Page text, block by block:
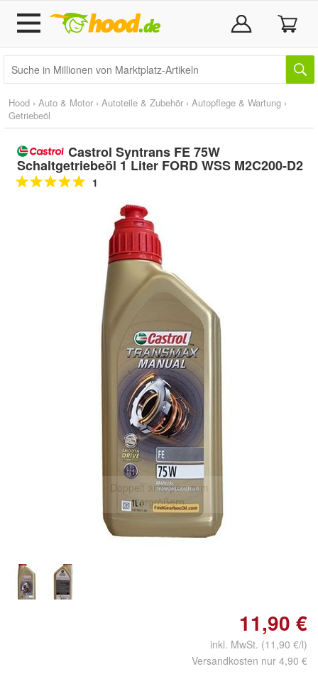
Hood › Auto & Motor › Autoteile & Zubehör › Autopflege & Wartung ›
Getriebeöl
Castrol Syntrans FE 75W
Schaltgetriebeöl 1 Liter FORD WSS M2C200-D2
1
Doppelt antippen zum
vergrößern
11,90 €
inkl. MwSt. (11,90 €/l)
Versandkosten nur 4,90 €